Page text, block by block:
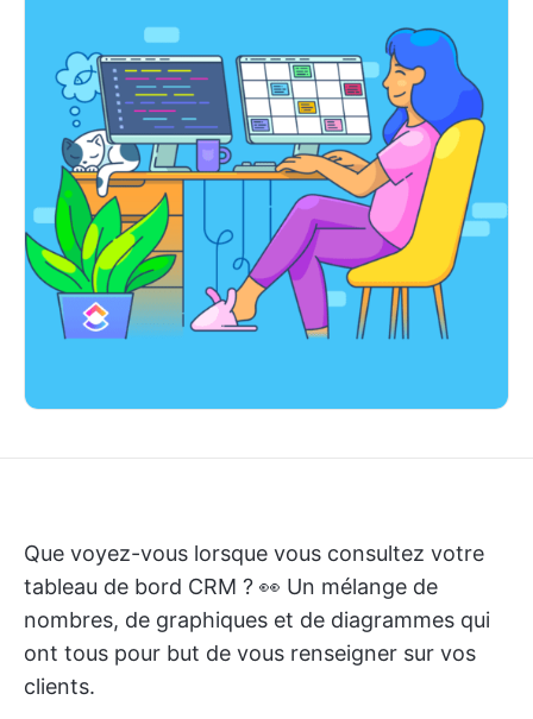
Que voyez-vous lorsque vous consultez votre
tableau de bord CRM ? 👀 Un mélange de
nombres, de graphiques et de diagrammes qui
ont tous pour but de vous renseigner sur vos
clients.